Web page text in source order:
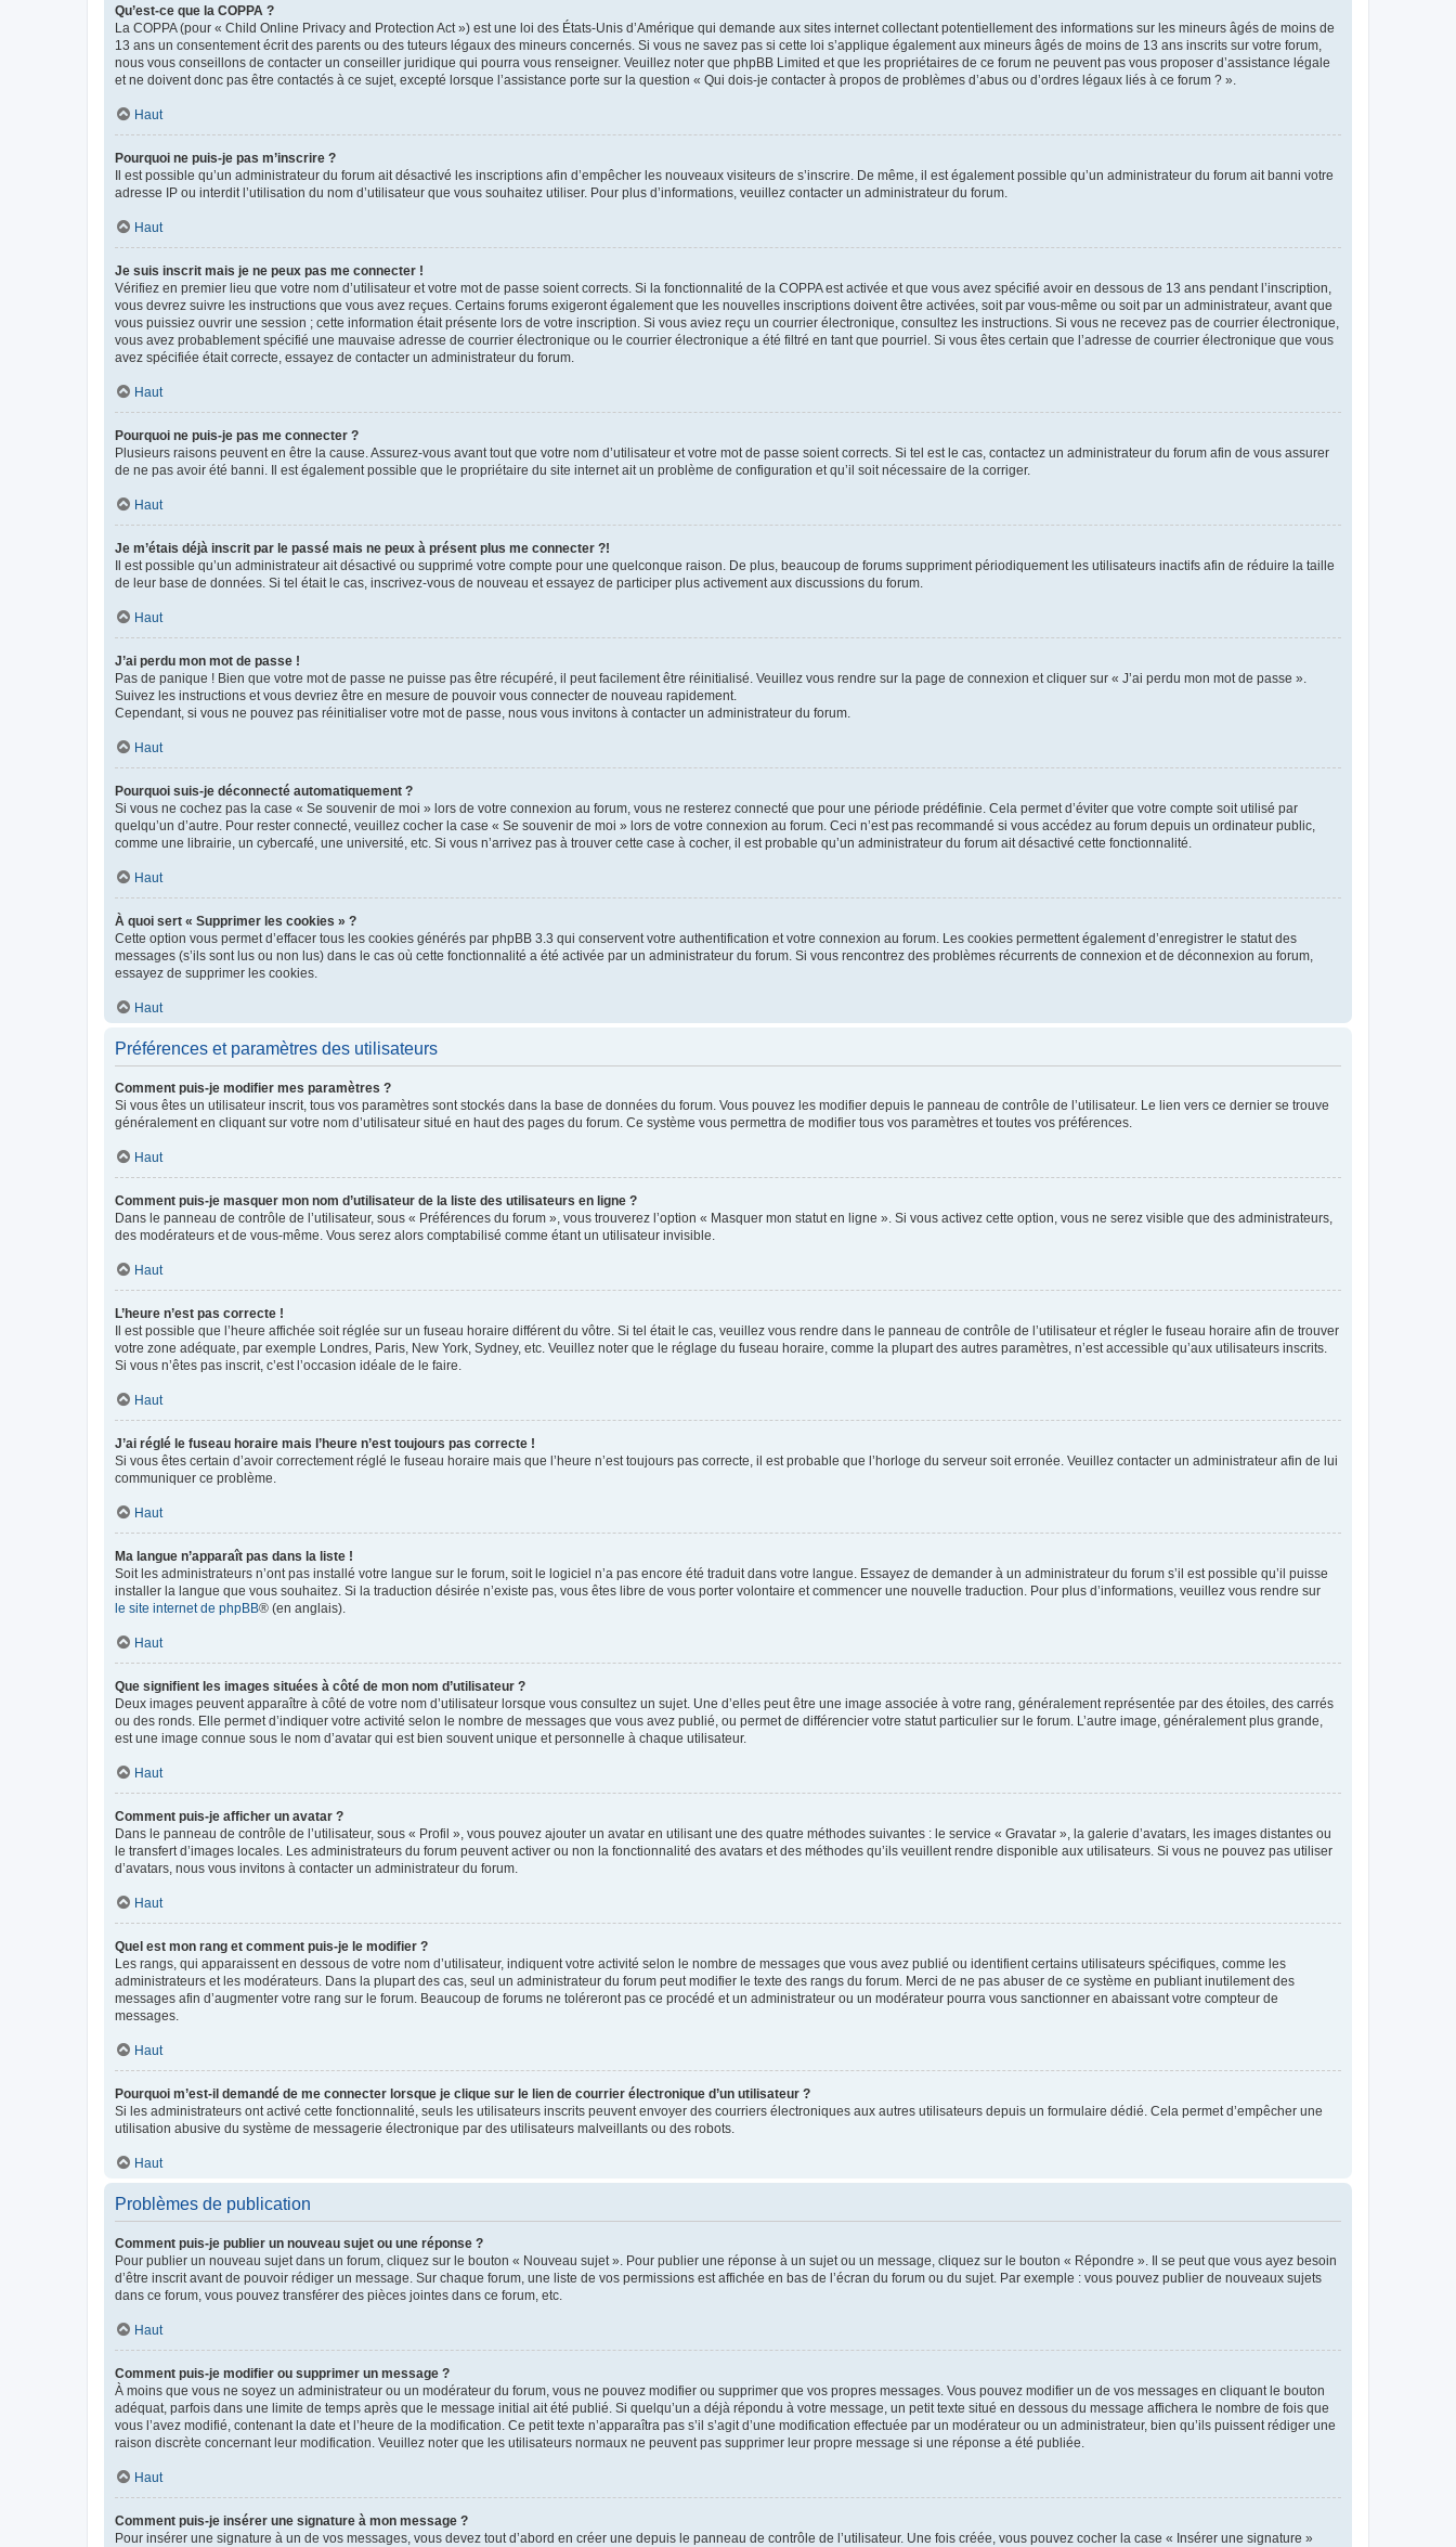
Qu’est-ce que la COPPA ?
La COPPA (pour « Child Online Privacy and Protection Act ») est une loi des États-Unis d’Amérique qui demande aux sites internet collectant potentiellement des informations sur les mineurs âgés de moins de
13 ans un consentement écrit des parents ou des tuteurs légaux des mineurs concernés. Si vous ne savez pas si cette loi s’applique également aux mineurs âgés de moins de 13 ans inscrits sur votre forum,
nous vous conseillons de contacter un conseiller juridique qui pourra vous renseigner. Veuillez noter que phpBB Limited et que les propriétaires de ce forum ne peuvent pas vous proposer d’assistance légale
et ne doivent donc pas être contactés à ce sujet, excepté lorsque l’assistance porte sur la question « Qui dois-je contacter à propos de problèmes d’abus ou d’ordres légaux liés à ce forum ? ».
Haut
Pourquoi ne puis-je pas m’inscrire ?
Il est possible qu’un administrateur du forum ait désactivé les inscriptions afin d’empêcher les nouveaux visiteurs de s’inscrire. De même, il est également possible qu’un administrateur du forum ait banni votre
adresse IP ou interdit l’utilisation du nom d’utilisateur que vous souhaitez utiliser. Pour plus d’informations, veuillez contacter un administrateur du forum.
Haut
Je suis inscrit mais je ne peux pas me connecter !
Vérifiez en premier lieu que votre nom d’utilisateur et votre mot de passe soient corrects. Si la fonctionnalité de la COPPA est activée et que vous avez spécifié avoir en dessous de 13 ans pendant l’inscription,
vous devrez suivre les instructions que vous avez reçues. Certains forums exigeront également que les nouvelles inscriptions doivent être activées, soit par vous-même ou soit par un administrateur, avant que
vous puissiez ouvrir une session ; cette information était présente lors de votre inscription. Si vous aviez reçu un courrier électronique, consultez les instructions. Si vous ne recevez pas de courrier électronique,
vous avez probablement spécifié une mauvaise adresse de courrier électronique ou le courrier électronique a été filtré en tant que pourriel. Si vous êtes certain que l’adresse de courrier électronique que vous
avez spécifiée était correcte, essayez de contacter un administrateur du forum.
Haut
Pourquoi ne puis-je pas me connecter ?
Plusieurs raisons peuvent en être la cause. Assurez-vous avant tout que votre nom d’utilisateur et votre mot de passe soient corrects. Si tel est le cas, contactez un administrateur du forum afin de vous assurer
de ne pas avoir été banni. Il est également possible que le propriétaire du site internet ait un problème de configuration et qu’il soit nécessaire de la corriger.
Haut
Je m’étais déjà inscrit par le passé mais ne peux à présent plus me connecter ?!
Il est possible qu’un administrateur ait désactivé ou supprimé votre compte pour une quelconque raison. De plus, beaucoup de forums suppriment périodiquement les utilisateurs inactifs afin de réduire la taille
de leur base de données. Si tel était le cas, inscrivez-vous de nouveau et essayez de participer plus activement aux discussions du forum.
Haut
J’ai perdu mon mot de passe !
Pas de panique ! Bien que votre mot de passe ne puisse pas être récupéré, il peut facilement être réinitialisé. Veuillez vous rendre sur la page de connexion et cliquer sur « J’ai perdu mon mot de passe ».
Suivez les instructions et vous devriez être en mesure de pouvoir vous connecter de nouveau rapidement.
Cependant, si vous ne pouvez pas réinitialiser votre mot de passe, nous vous invitons à contacter un administrateur du forum.
Haut
Pourquoi suis-je déconnecté automatiquement ?
Si vous ne cochez pas la case « Se souvenir de moi » lors de votre connexion au forum, vous ne resterez connecté que pour une période prédéfinie. Cela permet d’éviter que votre compte soit utilisé par
quelqu’un d’autre. Pour rester connecté, veuillez cocher la case « Se souvenir de moi » lors de votre connexion au forum. Ceci n’est pas recommandé si vous accédez au forum depuis un ordinateur public,
comme une librairie, un cybercafé, une université, etc. Si vous n’arrivez pas à trouver cette case à cocher, il est probable qu’un administrateur du forum ait désactivé cette fonctionnalité.
Haut
À quoi sert « Supprimer les cookies » ?
Cette option vous permet d’effacer tous les cookies générés par phpBB 3.3 qui conservent votre authentification et votre connexion au forum. Les cookies permettent également d’enregistrer le statut des
messages (s’ils sont lus ou non lus) dans le cas où cette fonctionnalité a été activée par un administrateur du forum. Si vous rencontrez des problèmes récurrents de connexion et de déconnexion au forum,
essayez de supprimer les cookies.
Haut
Préférences et paramètres des utilisateurs
Comment puis-je modifier mes paramètres ?
Si vous êtes un utilisateur inscrit, tous vos paramètres sont stockés dans la base de données du forum. Vous pouvez les modifier depuis le panneau de contrôle de l’utilisateur. Le lien vers ce dernier se trouve
généralement en cliquant sur votre nom d’utilisateur situé en haut des pages du forum. Ce système vous permettra de modifier tous vos paramètres et toutes vos préférences.
Haut
Comment puis-je masquer mon nom d’utilisateur de la liste des utilisateurs en ligne ?
Dans le panneau de contrôle de l’utilisateur, sous « Préférences du forum », vous trouverez l’option « Masquer mon statut en ligne ». Si vous activez cette option, vous ne serez visible que des administrateurs,
des modérateurs et de vous-même. Vous serez alors comptabilisé comme étant un utilisateur invisible.
Haut
L’heure n’est pas correcte !
Il est possible que l’heure affichée soit réglée sur un fuseau horaire différent du vôtre. Si tel était le cas, veuillez vous rendre dans le panneau de contrôle de l’utilisateur et régler le fuseau horaire afin de trouver
votre zone adéquate, par exemple Londres, Paris, New York, Sydney, etc. Veuillez noter que le réglage du fuseau horaire, comme la plupart des autres paramètres, n’est accessible qu’aux utilisateurs inscrits.
Si vous n’êtes pas inscrit, c’est l’occasion idéale de le faire.
Haut
J’ai réglé le fuseau horaire mais l’heure n’est toujours pas correcte !
Si vous êtes certain d’avoir correctement réglé le fuseau horaire mais que l’heure n’est toujours pas correcte, il est probable que l’horloge du serveur soit erronée. Veuillez contacter un administrateur afin de lui
communiquer ce problème.
Haut
Ma langue n’apparaît pas dans la liste !
Soit les administrateurs n’ont pas installé votre langue sur le forum, soit le logiciel n’a pas encore été traduit dans votre langue. Essayez de demander à un administrateur du forum s’il est possible qu’il puisse
installer la langue que vous souhaitez. Si la traduction désirée n’existe pas, vous êtes libre de vous porter volontaire et commencer une nouvelle traduction. Pour plus d’informations, veuillez vous rendre sur
le site internet de phpBB® (en anglais).
Haut
Que signifient les images situées à côté de mon nom d’utilisateur ?
Deux images peuvent apparaître à côté de votre nom d’utilisateur lorsque vous consultez un sujet. Une d’elles peut être une image associée à votre rang, généralement représentée par des étoiles, des carrés
ou des ronds. Elle permet d’indiquer votre activité selon le nombre de messages que vous avez publié, ou permet de différencier votre statut particulier sur le forum. L’autre image, généralement plus grande,
est une image connue sous le nom d’avatar qui est bien souvent unique et personnelle à chaque utilisateur.
Haut
Comment puis-je afficher un avatar ?
Dans le panneau de contrôle de l’utilisateur, sous « Profil », vous pouvez ajouter un avatar en utilisant une des quatre méthodes suivantes : le service « Gravatar », la galerie d’avatars, les images distantes ou
le transfert d’images locales. Les administrateurs du forum peuvent activer ou non la fonctionnalité des avatars et des méthodes qu’ils veuillent rendre disponible aux utilisateurs. Si vous ne pouvez pas utiliser
d’avatars, nous vous invitons à contacter un administrateur du forum.
Haut
Quel est mon rang et comment puis-je le modifier ?
Les rangs, qui apparaissent en dessous de votre nom d’utilisateur, indiquent votre activité selon le nombre de messages que vous avez publié ou identifient certains utilisateurs spécifiques, comme les
administrateurs et les modérateurs. Dans la plupart des cas, seul un administrateur du forum peut modifier le texte des rangs du forum. Merci de ne pas abuser de ce système en publiant inutilement des
messages afin d’augmenter votre rang sur le forum. Beaucoup de forums ne toléreront pas ce procédé et un administrateur ou un modérateur pourra vous sanctionner en abaissant votre compteur de
messages.
Haut
Pourquoi m’est-il demandé de me connecter lorsque je clique sur le lien de courrier électronique d’un utilisateur ?
Si les administrateurs ont activé cette fonctionnalité, seuls les utilisateurs inscrits peuvent envoyer des courriers électroniques aux autres utilisateurs depuis un formulaire dédié. Cela permet d’empêcher une
utilisation abusive du système de messagerie électronique par des utilisateurs malveillants ou des robots.
Haut
Problèmes de publication
Comment puis-je publier un nouveau sujet ou une réponse ?
Pour publier un nouveau sujet dans un forum, cliquez sur le bouton « Nouveau sujet ». Pour publier une réponse à un sujet ou un message, cliquez sur le bouton « Répondre ». Il se peut que vous ayez besoin
d’être inscrit avant de pouvoir rédiger un message. Sur chaque forum, une liste de vos permissions est affichée en bas de l’écran du forum ou du sujet. Par exemple : vous pouvez publier de nouveaux sujets
dans ce forum, vous pouvez transférer des pièces jointes dans ce forum, etc.
Haut
Comment puis-je modifier ou supprimer un message ?
À moins que vous ne soyez un administrateur ou un modérateur du forum, vous ne pouvez modifier ou supprimer que vos propres messages. Vous pouvez modifier un de vos messages en cliquant le bouton
adéquat, parfois dans une limite de temps après que le message initial ait été publié. Si quelqu’un a déjà répondu à votre message, un petit texte situé en dessous du message affichera le nombre de fois que
vous l’avez modifié, contenant la date et l’heure de la modification. Ce petit texte n’apparaîtra pas s’il s’agit d’une modification effectuée par un modérateur ou un administrateur, bien qu’ils puissent rédiger une
raison discrète concernant leur modification. Veuillez noter que les utilisateurs normaux ne peuvent pas supprimer leur propre message si une réponse a été publiée.
Haut
Comment puis-je insérer une signature à mon message ?
Pour insérer une signature à un de vos messages, vous devez tout d’abord en créer une depuis le panneau de contrôle de l’utilisateur. Une fois créée, vous pouvez cocher la case « Insérer une signature »